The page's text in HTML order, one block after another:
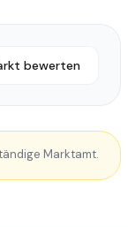
bewerten
Marktamt.